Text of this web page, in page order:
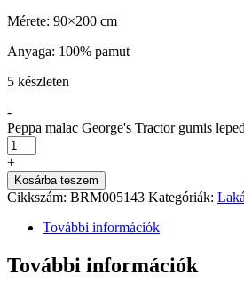
Mérete: 90×200 cm
Anyaga: 100% pamut
5 készleten
-
Peppa malac George's Tractor gumis
+
Kosárba teszem
Cikkszám: BRM005143 Kategóriák:
További információk
További információk